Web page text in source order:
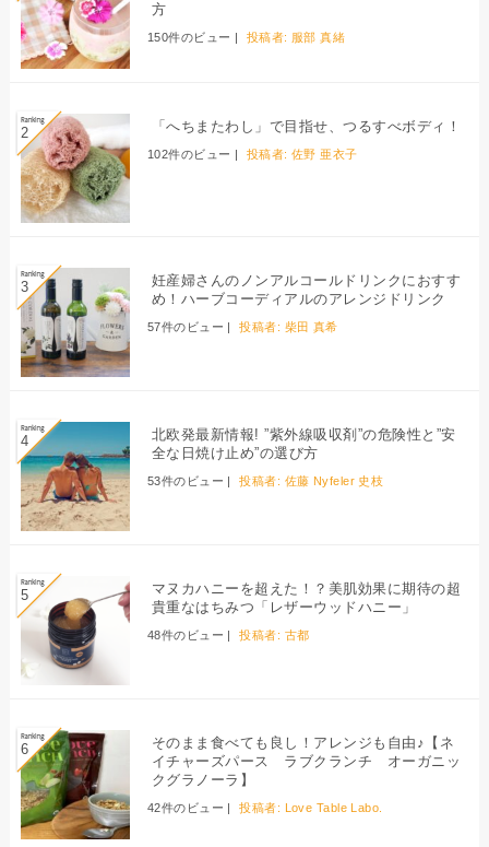
方
150件のビュー | 投稿者: 服部 真緒
「へちまたわし」で目指せ、つるすべボディ！
102件のビュー | 投稿者:佐野 亜衣子
妊産婦さんのノンアルコールドリンクにおすす
め！ハーブコーディアルのアレンジドリンク
57件のビュー | 投稿者: 柴田 真希
北欧発最新情報! ”紫外線吸収剤”の危険性と”安
全な日焼け止め”の選び方
53件のビュー | 投稿者: 佐藤 Nyfeler 史枝
マヌカハニーを超えた！？美肌効果に期待の超
貴重なはちみつ「レザーウッドハニー」
48件のビュー | 投稿者: 古都
そのまま食べても良し！アレンジも自由♪【ネ
イチャーズパース ラブクランチ オーガニッ
クグラノーラ】
42件のビュー | 投稿者: Love Table Labo.